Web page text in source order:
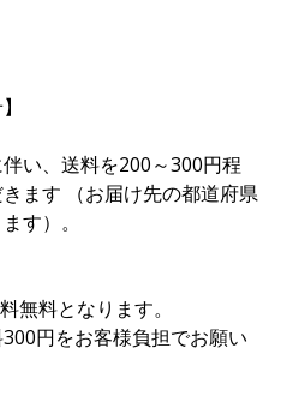
い、送料を200～300円程
ます （お届け先の都道府県
す）。
無料となります。
円をお客様負担でお願い